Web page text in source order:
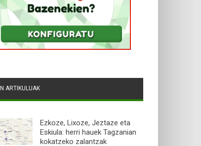
ARTIKULUAK
Ezkoze, Lixoze, Jeztaze eta
Eskiula: herri hauek Tagzanian
kokatzeko zalantzak